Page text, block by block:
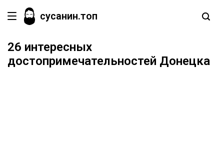
сусанин.топ
26 интересных
достопримечательностей Донецка